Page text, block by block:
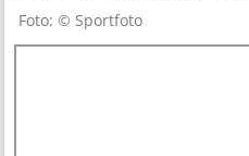
Foto: © Sportfoto